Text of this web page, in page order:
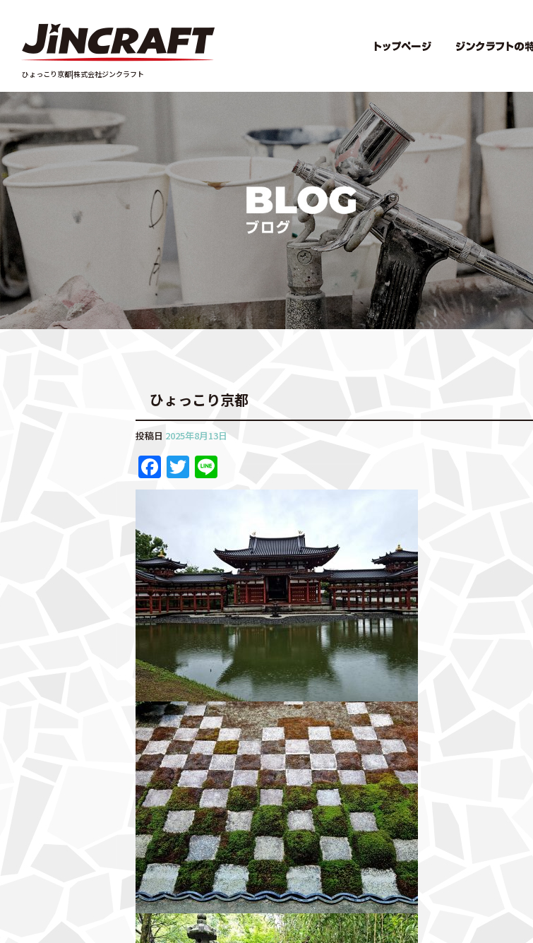
ひょっこり京都|株式会社ジンクラフト
ひょっこり京都
投稿日 2025年8月13日
F
a
e
b
o
o
k
T
w
r
n